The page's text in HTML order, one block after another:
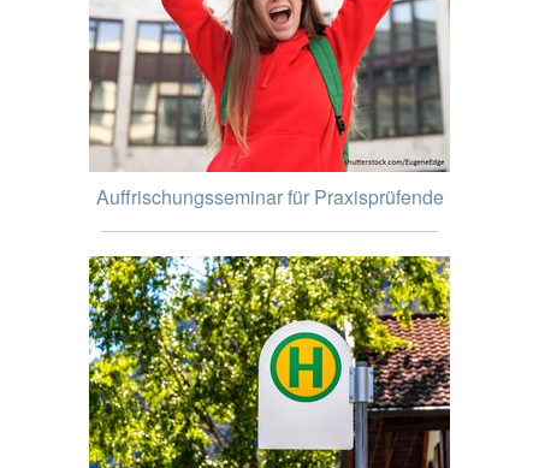
Auffrischungsseminar für Praxisprüfende